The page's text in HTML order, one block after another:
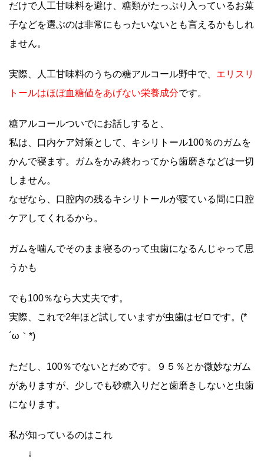
だけで人工甘味料を避け、糖類がたっぷり入っているお菓
子などを選ぶのは非常にもったいないとも言えるかもしれ
ません。
実際、人工甘味料のうちの糖アルコール野中で、 エリスリ
トールはほぼ血糖値をあげない栄養成分です。
糖アルコールついでにお話しすると、
私は、口内ケア対策として、キシリトール100％のガムを
かんで寝ます。ガムをかみ終わってから歯磨きなどは一切
しません。
なぜなら、口腔内の残るキシリトールが寝ている間に口腔
ケアしてくれるから。
ガムを噛んでそのまま寝るのって虫歯になるんじゃって思
うかも
でも100％なら大丈夫です。
実際、これで2年ほど試していますが虫歯はゼロです。(*
´ω｀*)
ただし、100％でないとだめです。９５％とか微妙なガム
がありますが、少しでも砂糖入りだと歯磨きしないと虫歯
になります。
私が知っているのはこれ
↓